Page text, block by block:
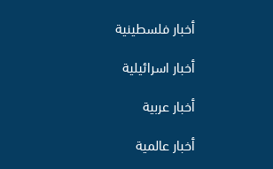
أخبار فلسطينية
أخبار اسرائيلية
أخبار عربية
أخبار عالمية